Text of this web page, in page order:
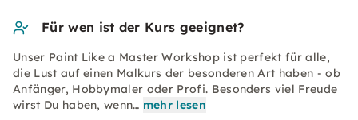
Für wen ist der Kurs geeignet?
Unser Paint Like a Master Workshop ist perfekt für alle,
die Lust auf einen Malkurs der besonderen Art haben - ob
Anfänger, Hobbymaler oder Profi. Besonders viel Freude
wirst Du haben, wenn… mehr lesen